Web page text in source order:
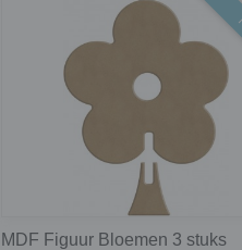
MDF Figuur Bloemen 3 stuks